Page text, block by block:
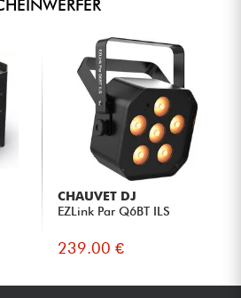
CHAUVET DJ
EZLink Par Q6BT ILS
239.00 €